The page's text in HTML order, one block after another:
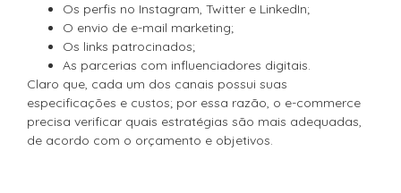
Os perfis no Instagram, Twitter e LinkedIn;
O envio de e-mail marketing;
Os links patrocinados;
As parcerias com influenciadores digitais.
Claro que, cada um dos canais possui suas
especificações e custos; por essa razão, o e-commerce
precisa verificar quais estratégias são mais adequadas,
de acordo com o orçamento e objetivos.